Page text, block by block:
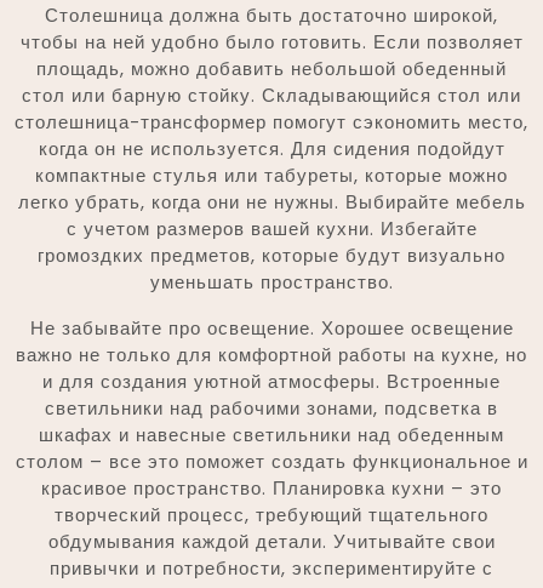
Столешница должна быть достаточно широкой,
чтобы на ней удобно было готовить. Если позволяет
площадь, можно добавить небольшой обеденный
стол или барную стойку. Складывающийся стол или
столешница-трансформер помогут сэкономить место,
когда он не используется. Для сидения подойдут
компактные стулья или табуреты, которые можно
легко убрать, когда они не нужны. Выбирайте мебель
с учетом размеров вашей кухни. Избегайте
громоздких предметов, которые будут визуально
уменьшать пространство.
Не забывайте про освещение. Хорошее освещение
важно не только для комфортной работы на кухне, но
и для создания уютной атмосферы. Встроенные
светильники над рабочими зонами, подсветка в
шкафах и навесные светильники над обеденным
столом – все это поможет создать функциональное и
красивое пространство. Планировка кухни – это
творческий процесс, требующий тщательного
обдумывания каждой детали. Учитывайте свои
привычки и потребности, экспериментируйте с